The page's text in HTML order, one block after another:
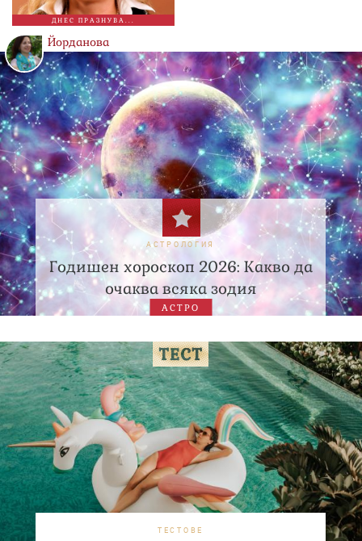
ДНЕС ПРАЗНУВА...
Йорданова
АСТРОЛОГИЯ
Годишен хороскоп 2026: Какво да
очаква всяка зодия
АСТРО
ТЕСТОВЕ